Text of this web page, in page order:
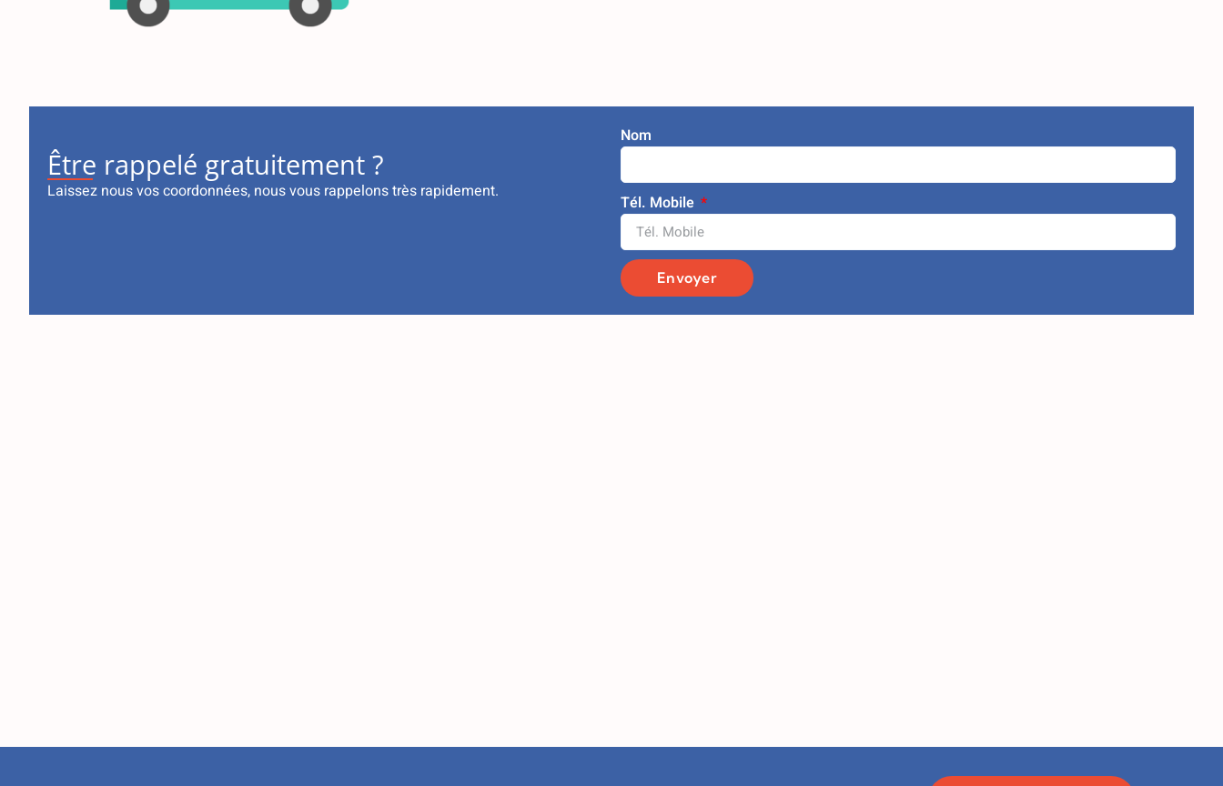
Être rappelé gratuitement ?
Laissez nous vos coordonnées, nous vous rappelons très rapidement.
Nom
Tél. Mobile
Envoyer